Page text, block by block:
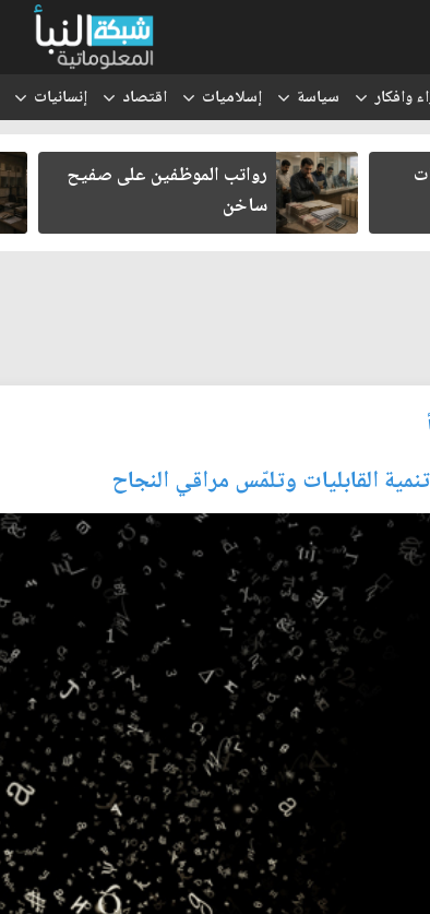
وافكار سياسة إسلاميات اقتصاد إنسانيات
رواتب الموظفين على صفيح
ساخن
القابليات وتلمّس مراقي النجاح